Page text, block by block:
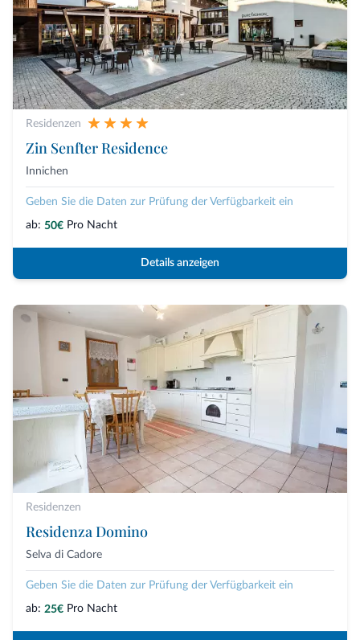
Residenzen
Zin Senfter Residence
Innichen
Geben Sie die Daten zur Prüfung der Verfügbarkeit ein
ab: 50€ Pro Nacht
Details anzeigen
Residenzen
Residenza Domino
Selva di Cadore
Geben Sie die Daten zur Prüfung der Verfügbarkeit ein
ab: 25€ Pro Nacht